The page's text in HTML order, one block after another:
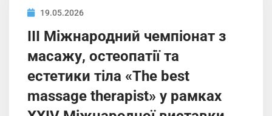
19.05.2026
ІIІ Міжнародний чемпіонат з
масажу, остеопатії та
естетики тіла «The best
massage therapist» у рамках